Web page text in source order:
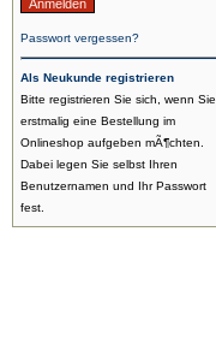
Passwort vergessen?
Als Neukunde registrieren
Bitte registrieren Sie sich, wenn Sie
erstmalig eine Bestellung im
Onlineshop aufgeben mÃ¶chten.
Dabei legen Sie selbst Ihren
Benutzernamen und Ihr Passwort
fest.